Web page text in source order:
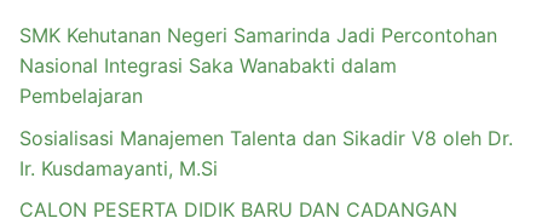
SMK Kehutanan Negeri Samarinda Jadi Percontohan
Nasional Integrasi Saka Wanabakti dalam
Pembelajaran
Sosialisasi Manajemen Talenta dan Sikadir V8 oleh Dr.
Ir. Kusdamayanti, M.Si
CALON PESERTA DIDIK BARU DAN CADANGAN